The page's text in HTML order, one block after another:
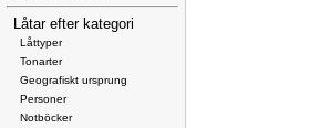
Låtar efter kategori
Låttyper
Tonarter
Geografiskt ursprung
Personer
Notböcker